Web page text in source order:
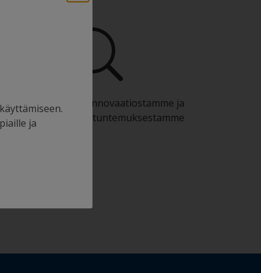
ja
Hyödy jatkuvasta innovaatiostamme ja
tieteellisestä asiantuntemuksestamme